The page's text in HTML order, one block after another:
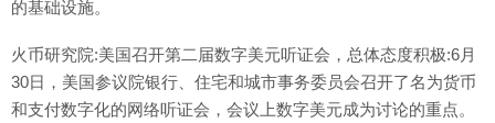
的基础设施。
火币研究院:美国召开第二届数字美元听证会，总体态度积极:6月
30日，美国参议院银行、住宅和城市事务委员会召开了名为货币
和支付数字化的网络听证会，会议上数字美元成为讨论的重点。